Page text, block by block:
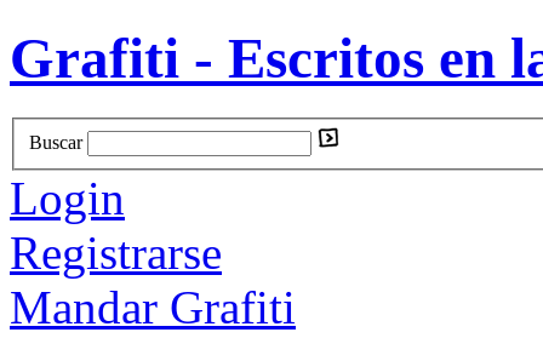
Grafiti - Escritos en
Buscar
Login
Registrarse
Mandar Grafiti